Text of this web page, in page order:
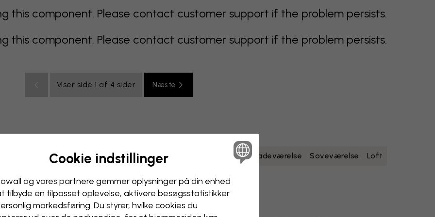
this component. Please contact customer support if the problem persists.
this component. Please contact customer support if the problem persists.
Viser side 1 af 4 sider Næste
Orange lyserødt lilla rødt gult Badeværelse Soveværelse Loft
Cookie indstillinger
og vores partnere gemmer oplysninger på din enhed
tilbyde en tilpasset oplevelse, aktivere besøgs­statistikker
markedsføring. Du styrer, hvilke cookies du